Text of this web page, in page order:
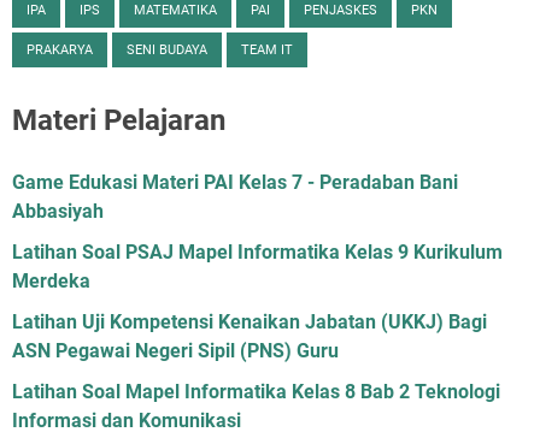
IPA IPS MATEMATIKA PAI PENJASKES PKN
PRAKARYA SENI BUDAYA TEAM IT
Materi Pelajaran
Game Edukasi Materi PAI Kelas 7 - Peradaban Bani
Abbasiyah
Latihan Soal PSAJ Mapel Informatika Kelas 9 Kurikulum
Merdeka
Latihan Uji Kompetensi Kenaikan Jabatan (UKKJ) Bagi
ASN Pegawai Negeri Sipil (PNS) Guru
Latihan Soal Mapel Informatika Kelas 8 Bab 2 Teknologi
Informasi dan Komunikasi